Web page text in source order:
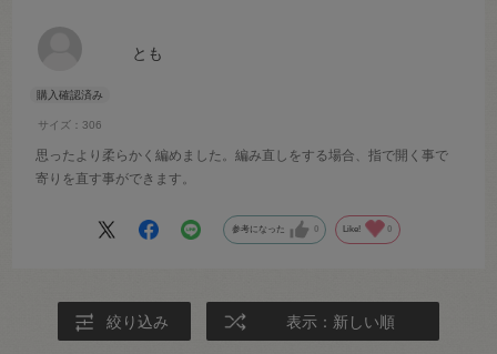
とも
サイズ：306
思ったより柔らかく編めました。編み直しをする場合、指で開く事で
寄りを直す事ができます。
参考になった 0 Like! 0
絞り込み 表示：新しい順